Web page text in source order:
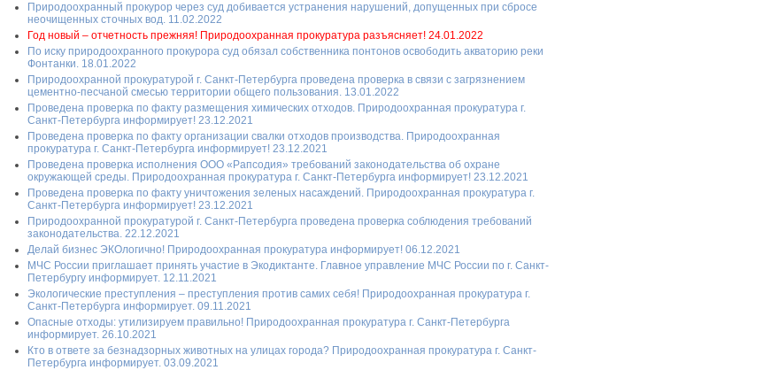
Природоохранный прокурор через суд добивается устранения нарушений, допущенных при сбросе
неочищенных сточных вод. 11.02.2022
Год новый – отчетность прежняя! Природоохранная прокуратура разъясняет! 24.01.2022
По иску природоохранного прокурора суд обязал собственника понтонов освободить акваторию реки
Фонтанки. 18.01.2022
Природоохранной прокуратурой г. Санкт-Петербурга проведена проверка в связи с загрязнением
цементно-песчаной смесью территории общего пользования. 13.01.2022
Проведена проверка по факту размещения химических отходов. Природоохранная прокуратура г.
Санкт-Петербурга информирует! 23.12.2021
Проведена проверка по факту организации свалки отходов производства. Природоохранная
прокуратура г. Санкт-Петербурга информирует! 23.12.2021
Проведена проверка исполнения ООО «Рапсодия» требований законодательства об охране
окружающей среды. Природоохранная прокуратура г. Санкт-Петербурга информирует! 23.12.2021
Проведена проверка по факту уничтожения зеленых насаждений. Природоохранная прокуратура г.
Санкт-Петербурга информирует! 23.12.2021
Природоохранной прокуратурой г. Санкт-Петербурга проведена проверка соблюдения требований
законодательства. 22.12.2021
Делай бизнес ЭКОлогично! Природоохранная прокуратура информирует! 06.12.2021
МЧС России приглашает принять участие в Экодиктанте. Главное управление МЧС России по г. Санкт-
Петербургу информирует. 12.11.2021
Экологические преступления – преступления против самих себя! Природоохранная прокуратура г.
Санкт-Петербурга информирует. 09.11.2021
Опасные отходы: утилизируем правильно! Природоохранная прокуратура г. Санкт-Петербурга
информирует. 26.10.2021
Кто в ответе за безнадзорных животных на улицах города? Природоохранная прокуратура г. Санкт-
Петербурга информирует. 03.09.2021